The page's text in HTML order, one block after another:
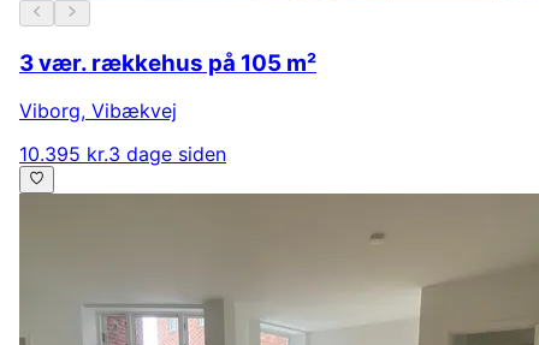
3 vær. rækkehus på 105 m²
Viborg, Vibækvej
10.395 kr.3 dage siden